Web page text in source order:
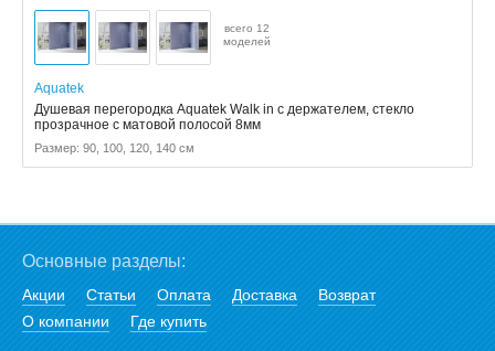
всего 12
моделей
Aquatek
Душевая перегородка Aquatek Walk in с держателем, стекло
прозрачное с матовой полосой 8мм
Размер: 90, 100, 120, 140 см
Основные разделы:
Акции Статьи Оплата Доставка
Возврат
О компании
Где купить